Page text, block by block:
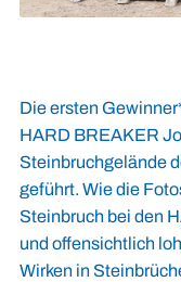
Die ersten
HARD BREAKER
Steinbruchgelände
geführt. Wie die
Steinbruch bei den
und offensichtlich
Wirken in